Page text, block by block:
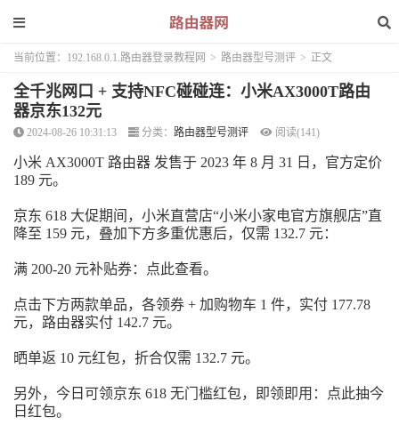
当前位置： 192.168.0.1.路由器登录教程网 > 路由器型号测评 > 正文
全千兆网口 + 支持NFC碰碰连：小米AX3000T路由
器京东132元
2024-08-26 10:31:13 分类： 路由器型号测评 阅读(141)
小米 AX3000T 路由器 发售于 2023 年 8 月 31 日，官方定价
189 元。
京东 618 大促期间，小米直营店“小米小家电官方旗舰店”直
降至 159 元，叠加下方多重优惠后，仅需 132.7 元：
满 200-20 元补贴券：点此查看。
点击下方两款单品， 各领券 + 加购物车 1 件，实付 177.78
元，路由器实付 142.7 元。
晒单返 10 元红包，折合仅需 132.7 元。
另外，今日可领京东 618 无门槛红包，即领即用：点此抽今
日红包。